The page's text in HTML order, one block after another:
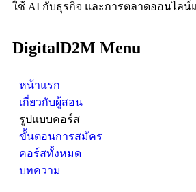
ใช้ AI กับธุรกิจ และการตลาดออนไลน์
DigitalD2M Menu
หน้าแรก
เกี่ยวกับผู้สอน
รูปแบบคอร์ส
ขั้นตอนการสมัคร
คอร์สทั้งหมด
บทความ